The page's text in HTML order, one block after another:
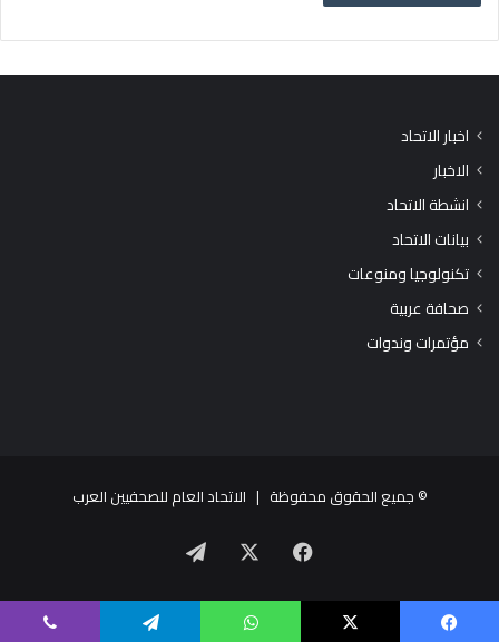
اخبار الاتحاد
الاخبار
انشطة الاتحاد
بيانات الاتحاد
تكنولوجيا ومنوعات
صحافة عربية
مؤتمرات وندوات
© جميع الحقوق محفوظة | الاتحاد العام للصحفيين العرب
فيسبوك تيلقرام